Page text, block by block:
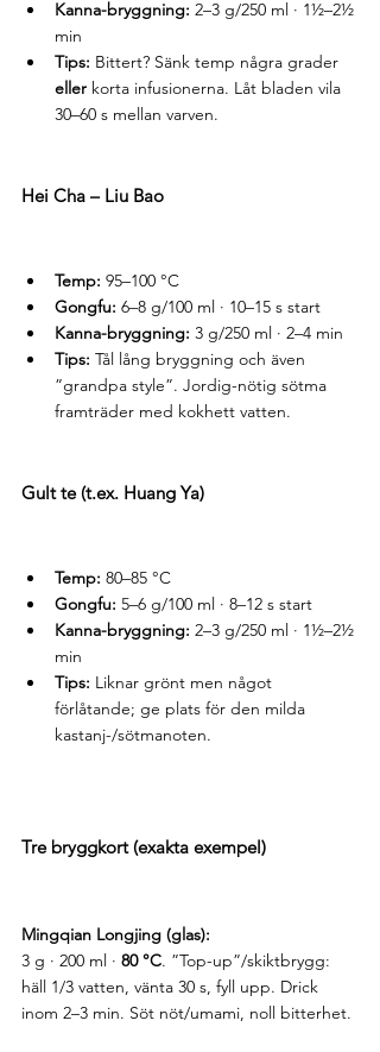
Kanna-bryggning: 2–3 g/250 ml · 1½–2½
min
Tips: Bittert? Sänk temp några grader
eller korta infusionerna. Låt bladen vila
30–60 s mellan varven.
Hei Cha – Liu Bao
Temp: 95–100 °C
Gongfu: 6–8 g/100 ml · 10–15 s start
Kanna-bryggning: 3 g/250 ml · 2–4 min
Tips: Tål lång bryggning och även
”grandpa style”. Jordig-nötig sötma
framträder med kokhett vatten.
Gult te (t.ex. Huang Ya)
Temp: 80–85 °C
Gongfu: 5–6 g/100 ml · 8–12 s start
Kanna-bryggning: 2–3 g/250 ml · 1½–2½
min
Tips: Liknar grönt men något
förlåtande; ge plats för den milda
kastanj-/sötmanoten.
Tre bryggkort (exakta exempel)
Mingqian Longjing (glas):
3 g · 200 ml · 80 °C. ”Top-up”/skiktbrygg:
häll 1/3 vatten, vänta 30 s, fyll upp. Drick
inom 2–3 min. Söt nöt/umami, noll bitterhet.